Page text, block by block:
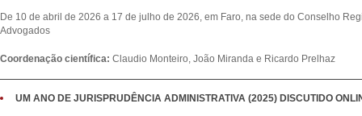
De 10 de abril de 2026 a 17 de julho de 2026, em Faro, na sede do Conselho
Advogados
Coordenação científica: Claudio Monteiro, João Miranda e Ricardo Prelhaz
UM ANO DE JURISPRUDÊNCIA ADMINISTRATIVA (2025) DISCUTIDO